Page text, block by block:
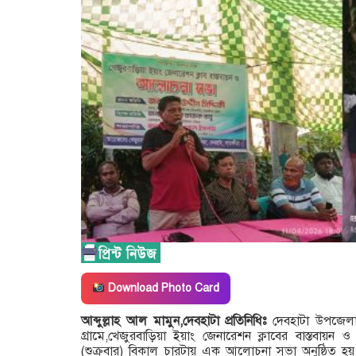
Download Photo Card
আব্দুল্লাহ আল মামুন,দেবহাটা প্রতিনিধিঃ দেবহাটা
গ্রামে,খেজুরবাড়িয়া ইয়াং জেনারেশন ক্লাবের
(শুক্রবার) বিকাল চারটায় এক আলোচনা সভা অনুষ্ঠিত